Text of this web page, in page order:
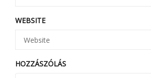
WEBSITE
HOZZÁSZÓLÁS